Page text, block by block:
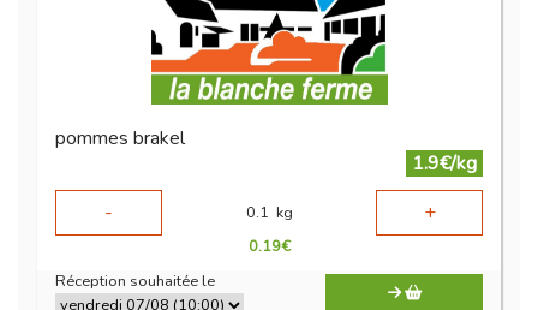
pommes brakel
1.9€/kg
-
0.1 kg +
0.19€
Réception souhaitée le